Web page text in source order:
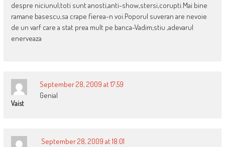
despre niciunul;toti sunt anosti,anti-show,stersi,corupti.Mai bine
ramane basescu,sa crape fierea-n voi.Poporul suveran are nevoie
de un varf care a stat prea mult pe banca-Vadim;stiu ,adevarul
enerveaza
Vaist
September 28, 2009 at 17:59
Genial
September 28, 2009 at 18:01